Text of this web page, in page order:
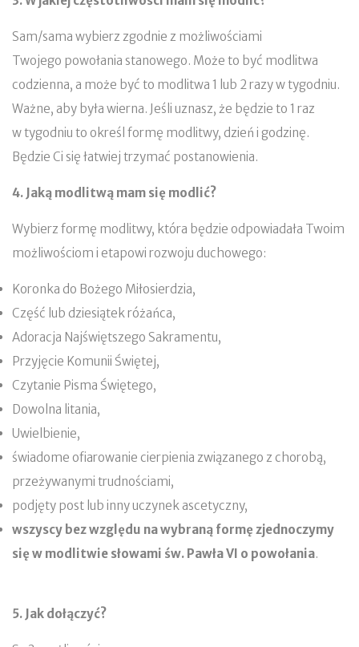
Sam/sama wybierz zgodnie z możliwościami
Twojego powołania stanowego. Może to być modlitwa
codzienna, a może być to modlitwa 1 lub 2 razy w tygodniu.
Ważne, aby była wierna. Jeśli uznasz, że będzie to 1 raz
w tygodniu to określ formę modlitwy, dzień i godzinę.
Będzie Ci się łatwiej trzymać postanowienia.
4. Jaką modlitwą mam się modlić?
Wybierz formę modlitwy, która będzie odpowiadała Twoim
możliwościom i etapowi rozwoju duchowego:
Koronka do Bożego Miłosierdzia,
Część lub dziesiątek różańca,
Adoracja Najświętszego Sakramentu,
Przyjęcie Komunii Świętej,
Czytanie Pisma Świętego,
Dowolna litania,
Uwielbienie,
świadome ofiarowanie cierpienia związanego z chorobą,
przeżywanymi trudnościami,
podjęty post lub inny uczynek ascetyczny,
wszyscy bez względu na wybraną formę zjednoczymy
się w modlitwie słowami św. Pawła VI o powołania.
5. Jak dołączyć?